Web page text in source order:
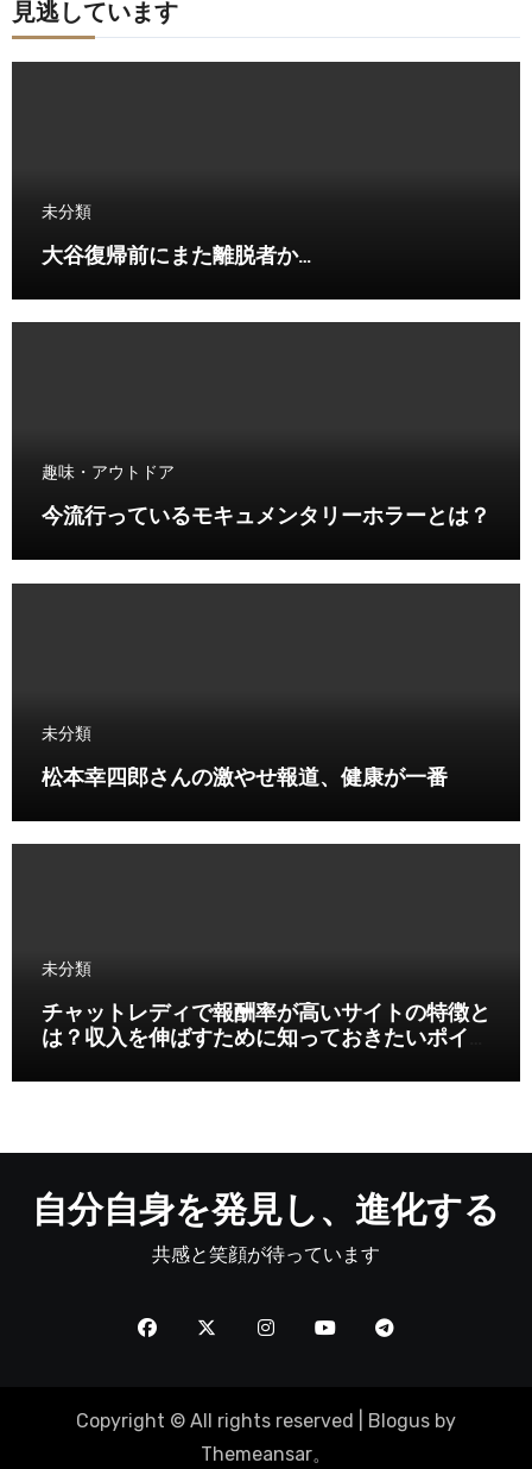
見逃しています
未分類
大谷復帰前にまた離脱者か…
趣味・アウトドア
今流行っているモキュメンタリーホラーとは？
未分類
松本幸四郎さんの激やせ報道、健康が一番
未分類
チャットレディで報酬率が高いサイトの特徴と
は？収入を伸ばすために知っておきたいポイン
自分自身を発見し、進化する
共感と笑顔が待っています
Copyright © All rights reserved Blogus by
Themeansar。